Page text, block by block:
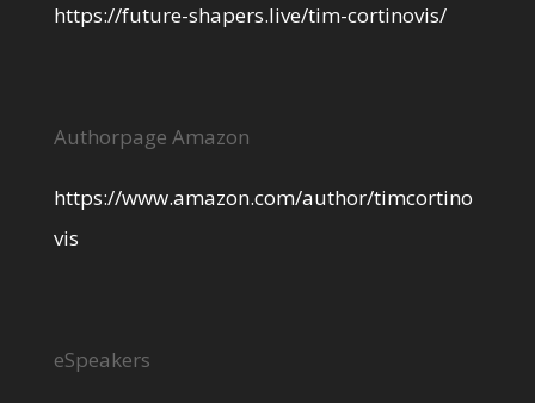
https://future-shapers.live/tim-cortinovis/
Authorpage Amazon
https://www.amazon.com/author/timcortino
vis
eSpeakers